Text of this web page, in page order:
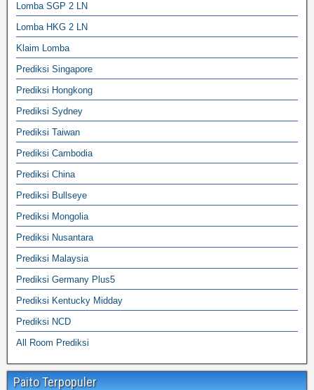
Lomba SGP 2 LN
Lomba HKG 2 LN
Klaim Lomba
Prediksi Singapore
Prediksi Hongkong
Prediksi Sydney
Prediksi Taiwan
Prediksi Cambodia
Prediksi China
Prediksi Bullseye
Prediksi Mongolia
Prediksi Nusantara
Prediksi Malaysia
Prediksi Germany Plus5
Prediksi Kentucky Midday
Prediksi NCD
All Room Prediksi
Paito Terpopuler